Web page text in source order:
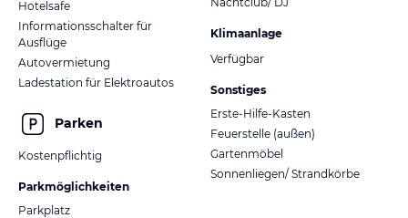
Hotelsafe
Informationsschalter für
Ausflüge
Autovermietung
Ladestation für Elektroautos
Parken
Kostenpflichtig
Parkmöglichkeiten
Parkplatz
Klimaanlage
Verfügbar
Sonstiges
Erste-Hilfe-Kasten
Feuerstelle (außen)
Gartenmöbel
Sonnenliegen/ Strandkörbe